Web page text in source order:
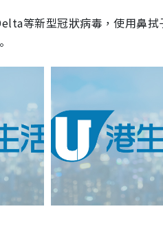
等新型冠狀病毒，使用鼻拭